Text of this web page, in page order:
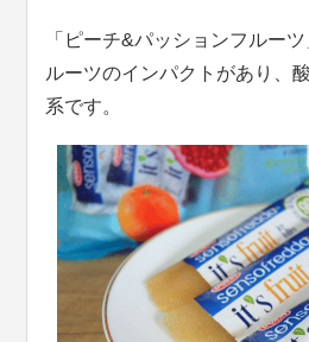
「ピーチ&パッションフルー
ルーツのインパクトがあり、
系です。